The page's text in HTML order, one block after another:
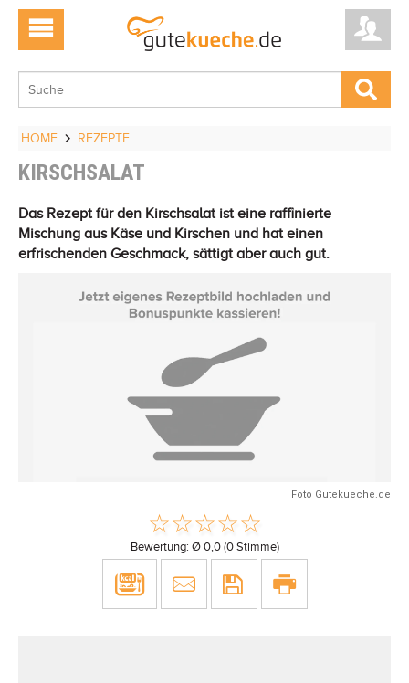
HOME REZEPTE
KIRSCHSALAT
Das Rezept für den Kirschsalat ist eine raffinierte
Mischung aus Käse und Kirschen und hat einen
erfrischenden Geschmack, sättigt aber auch gut.
Foto Gutekueche.de
Bewertung: Ø 0,0(0Stimme)